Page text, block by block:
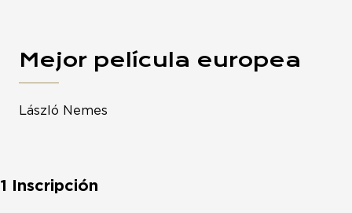
Mejor película europea
László Nemes
1 Inscripción